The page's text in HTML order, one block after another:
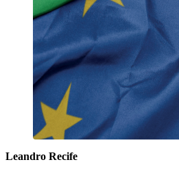
Leandro Recife